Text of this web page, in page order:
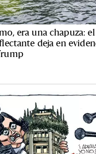
era una chapuza:
deja en